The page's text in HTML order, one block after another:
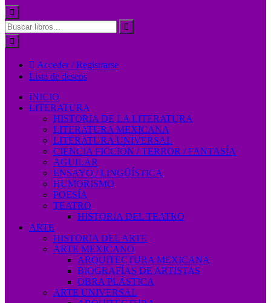
Acceder / Registrarse
Lista de deseos
INICIO
LITERATURA
HISTORIA DE LA LITERATURA
LITERATURA MEXICANA
LITERATURA UNIVERSAL
CIENCIA FICCIÓN / TERROR / FANTASÍA
AGUILAR
ENSAYO / LINGÜÍSTICA
HUMORISMO
POESÍA
TEATRO
HISTORIA DEL TEATRO
ARTE
HISTORIA DEL ARTE
ARTE MEXICANO
ARQUITECTURA MEXICANA
BIOGRAFÍAS DE ARTISTAS
OBRA PLÁSTICA
ARTE UNIVERSAL